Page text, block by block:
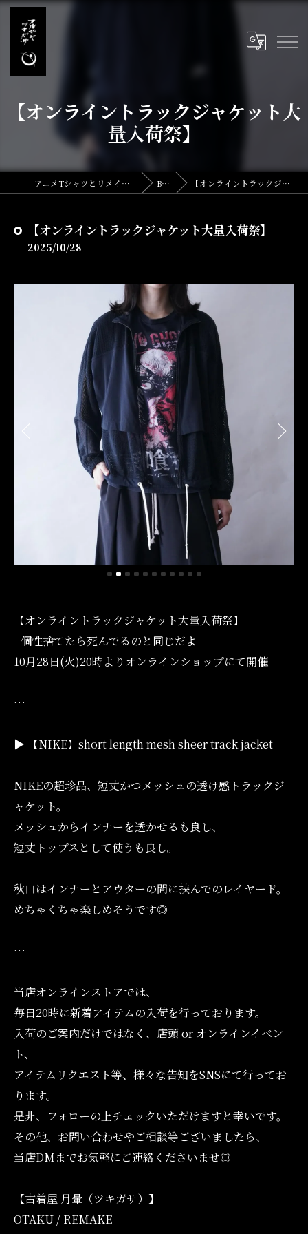
【オンライントラックジャケット大
量入荷祭】
アニメTシャツとリメイク・古着の古着屋月暈 BLOG 【オンライントラックジャケット大量入荷祭】
【オンライントラックジャケット大量入荷祭】
2025/10/28
【オンライントラックジャケット大量入荷祭】
- 個性捨てたら死んでるのと同じだよ -
10月28日(火)20時よりオンラインショップにて開催
…
▶︎ 【NIKE】short length mesh sheer track jacket
NIKEの超珍品、短丈かつメッシュの透け感トラックジ
ャケット。
メッシュからインナーを透かせるも良し、
短丈トップスとして使うも良し。
秋口はインナーとアウターの間に挟んでのレイヤード。
めちゃくちゃ楽しめそうです◎
…
当店オンラインストアでは、
毎日20時に新着アイテムの入荷を行っております。
入荷のご案内だけではなく、店頭 or オンラインイベン
ト、
アイテムリクエスト等、様々な告知をSNSにて行ってお
ります。
是非、フォローの上チェックいただけますと幸いです。
その他、お問い合わせやご相談等ございましたら、
当店DMまでお気軽にご連絡くださいませ◎
【古着屋 月暈（ツキガサ）】
OTAKU / REMAKE